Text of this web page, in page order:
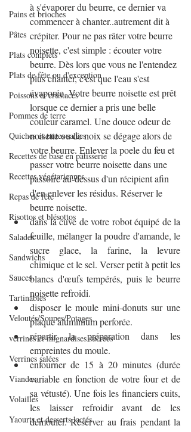
Pains et brioches
Pâtes
Plats complets
Plats de fête ou d'exception
Poissons et crustacés
Pommes de terre
Quiches et tartes salées
Recettes de base en pâtisserie
Recettes végétariennes
Repas de fête
Risottos et blésottos
Salades
Sandwichs
Sauces
Tartinables
Veloutés/Soupes/Potages
verrines et mignardises sucrées
Verrines salées
Viandes
Volailles
Yaourts et desserts lactés
à s'évaporer du beurre, ce dernier va
commencer à chanter..autrement dit à
crépiter. Pour ne pas râter votre beurre
noisette, c'est simple : écouter votre
beurre. Dès lors que vous ne l'entendez
plus chanter, c'est que l'eau s'est
évaporée. Votre beurre noisette est prêt
lorsque ce dernier a pris une belle
couleur caramel. Une douce odeur de
noisette ou de noix se dégage alors de
votre beurre. Enlever la poele du feu et
passer votre beurre noisette dans une
passoire au-dessus d'un récipient afin
d'en enlever les résidus. Réserver le
beurre noisette.
dans la cuve de votre robot équipé de la
feuille, mélanger la poudre d'amande, le
sucre glace, la farine, la levure
chimique et le sel. Verser petit à petit les
blancs d'œufs tempérés, puis le beurre
noisette refroidi.
disposer le moule mini-donuts sur une
plaque aluminium perforée.
répartir la préparation dans les
empreintes du moule.
enfourner de 15 à 20 minutes (durée
variable en fonction de votre four et de
sa vétusté). Une fois les financiers cuits,
les laisser refroidir avant de les
démouler. Réserver au frais pendant la